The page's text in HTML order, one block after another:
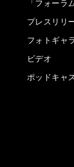
「フォーラ
プレスリリ
フォトギャ
ビデオ
ポッドキャ